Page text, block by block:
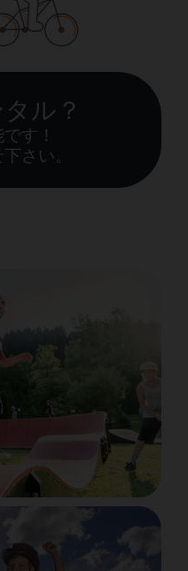
ル？
す！
さい。